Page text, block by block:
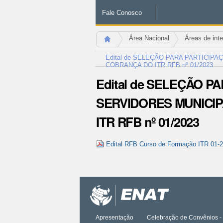
Fale Conosco
Área Nacional Áreas de
Edital de SELEÇÃO PARA
COBRANÇA DO ITR RFB nº 01/2023
Edital de SELEÇÃO
SERVIDORES
ITR RFB nº 01/2023
Edital RFB Curso de Formação ITR 01-
documento
Apresentação Celebração de Convênios